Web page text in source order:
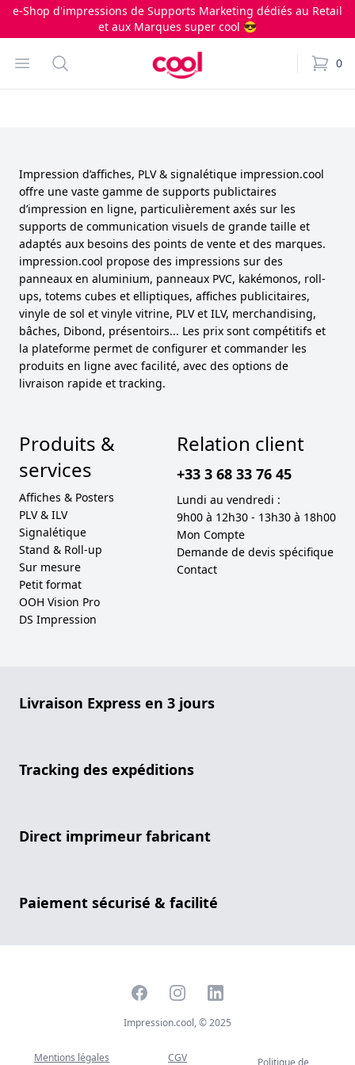
e-Shop d'impressions de Supports Marketing dédiés au Retail
et aux Marques super cool 😎
Open menu
Search
Impression.cool
0
items
Impression d’affiches, PLV & signalétique impression.cool
offre une vaste gamme de supports publictaires
d’impression en ligne, particulièrement axés sur les
supports de communication visuels de grande taille et
adaptés aux besoins des points de vente et des marques.
impression.cool propose des impressions sur des
panneaux en aluminium, panneaux PVC, kakémonos, roll-
ups, totems cubes et elliptiques, affiches publicitaires,
vinyle de sol et vinyle vitrine, PLV et ILV, merchandising,
bâches, Dibond, présentoirs... Les prix sont compétitifs et
la plateforme permet de configurer et commander les
produits en ligne avec facilité, avec des options de
livraison rapide et tracking.
Produits &
services
Affiches & Posters
PLV & ILV
Signalétique
Stand & Roll-up
Sur mesure
Petit format
OOH Vision Pro
DS Impression
Relation client
+33 3 68 33 76 45
Lundi au vendredi :
9h00 à 12h30 - 13h30 à 18h00
Mon Compte
Demande de devis spécifique
Contact
Livraison Express en 3 jours
Tracking des expéditions
Direct imprimeur fabricant
Paiement sécurisé & facilité
FacebookInstagramLinkedIn
Impression.cool, © 2025
Mentions légales CGV Politique de